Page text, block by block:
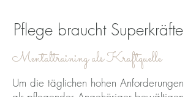
Pflege braucht Superkräfte
Mentaltraining als Kraftquelle
Um die täglichen hohen Anforderungen